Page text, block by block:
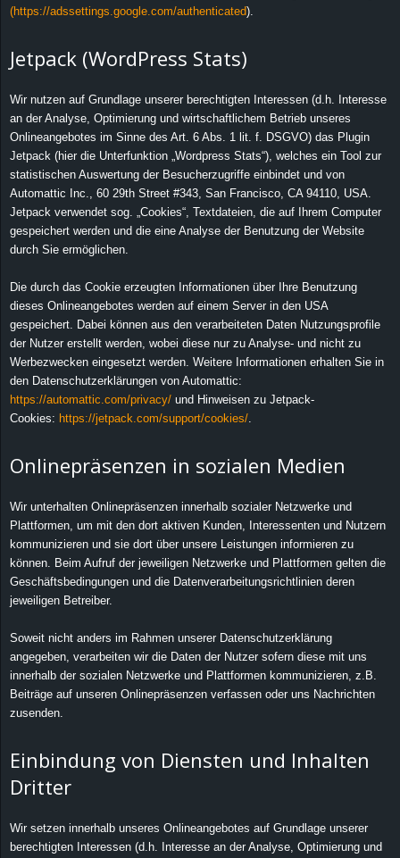
(https://adssettings.google.com/authenticated).
Jetpack (WordPress Stats)
Wir nutzen auf Grundlage unserer berechtigten Interessen (d.h. Interesse
an der Analyse, Optimierung und wirtschaftlichem Betrieb unseres
Onlineangebotes im Sinne des Art. 6 Abs. 1 lit. f. DSGVO) das Plugin
Jetpack (hier die Unterfunktion „Wordpress Stats“), welches ein Tool zur
statistischen Auswertung der Besucherzugriffe einbindet und von
Automattic Inc., 60 29th Street #343, San Francisco, CA 94110, USA.
Jetpack verwendet sog. „Cookies“, Textdateien, die auf Ihrem Computer
gespeichert werden und die eine Analyse der Benutzung der Website
durch Sie ermöglichen.
Die durch das Cookie erzeugten Informationen über Ihre Benutzung
dieses Onlineangebotes werden auf einem Server in den USA
gespeichert. Dabei können aus den verarbeiteten Daten Nutzungsprofile
der Nutzer erstellt werden, wobei diese nur zu Analyse- und nicht zu
Werbezwecken eingesetzt werden. Weitere Informationen erhalten Sie in
den Datenschutzerklärungen von Automattic:
https://automattic.com/privacy/ und Hinweisen zu Jetpack-
Cookies: https://jetpack.com/support/cookies/.
Onlinepräsenzen in sozialen Medien
Wir unterhalten Onlinepräsenzen innerhalb sozialer Netzwerke und
Plattformen, um mit den dort aktiven Kunden, Interessenten und Nutzern
kommunizieren und sie dort über unsere Leistungen informieren zu
können. Beim Aufruf der jeweiligen Netzwerke und Plattformen gelten die
Geschäftsbedingungen und die Datenverarbeitungsrichtlinien deren
jeweiligen Betreiber.
Soweit nicht anders im Rahmen unserer Datenschutzerklärung
angegeben, verarbeiten wir die Daten der Nutzer sofern diese mit uns
innerhalb der sozialen Netzwerke und Plattformen kommunizieren, z.B.
Beiträge auf unseren Onlinepräsenzen verfassen oder uns Nachrichten
zusenden.
Einbindung von Diensten und Inhalten
Dritter
Wir setzen innerhalb unseres Onlineangebotes auf Grundlage unserer
berechtigten Interessen (d.h. Interesse an der Analyse, Optimierung und